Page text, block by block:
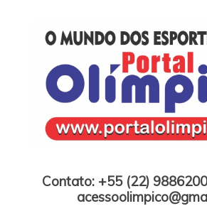
Contato: +55 (22)